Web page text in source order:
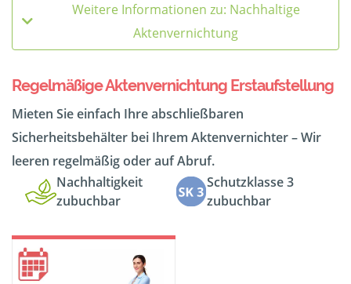
Weitere Informationen zu: Nachhaltige
Aktenvernichtung
Regelmäßige Aktenvernichtung Erstaufstellung
Mieten Sie einfach Ihre abschließbaren
Sicherheitsbehälter bei Ihrem Aktenvernichter – Wir
leeren regelmäßig oder auf Abruf.
Nachhaltigkeit
zubuchbar
Schutzklasse 3
zubuchbar